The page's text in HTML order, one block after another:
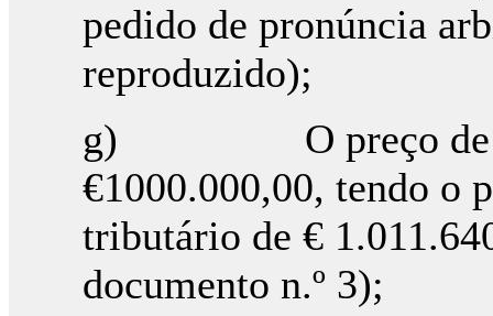
pedido de pronúncia
reproduzido);
g) O preço de
€1000.000,00, tendo o
tributário de €
documento n.º 3);